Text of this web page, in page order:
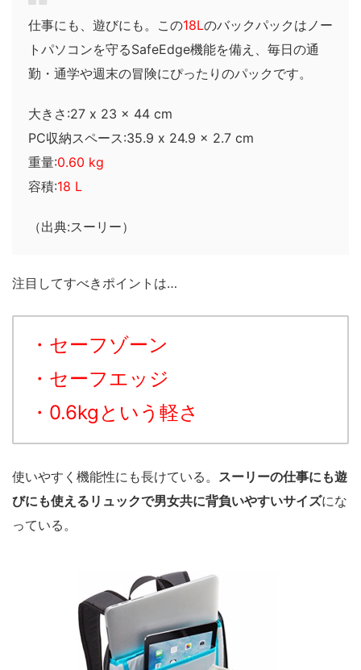
仕事にも、遊びにも。この18Lのバックパックはノー
トパソコンを守るSafeEdge機能を備え、毎日の通
勤・通学や週末の冒険にぴったりのパックです。
大きさ:27 x 23 x 44 cm
PC収納スペース:35.9 x 24.9 x 2.7 cm
重量:0.60 kg
容積:18 L
（出典:スーリー）
注目してすべきポイントは…
・セーフゾーン
・セーフエッジ
・0.6kgという軽さ
使いやすく機能性にも長けている。 スーリーの仕事にも遊
びにも使えるリュックで男女共に背負いやすいサイズにな
っている。